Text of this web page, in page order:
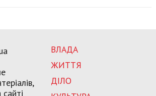
ВЛАДА
ЖИТТЯ
ДІЛО